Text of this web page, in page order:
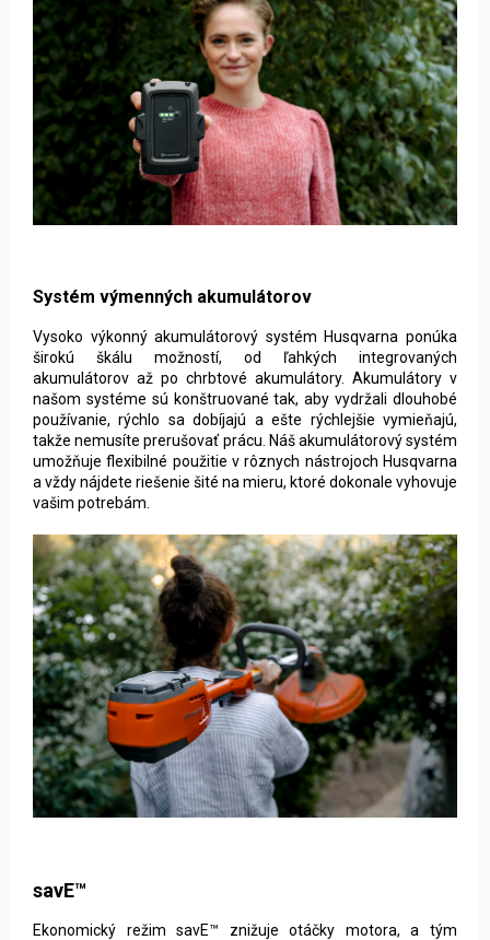
Systém výmenných akumulátorov
Vysoko výkonný akumulátorový systém Husqvarna ponúka
širokú škálu možností, od ľahkých integrovaných
akumulátorov až po chrbtové akumulátory. Akumulátory v
našom systéme sú konštruované tak, aby vydržali dlouhobé
používanie, rýchlo sa dobíjajú a ešte rýchlejšie vymieňajú,
takže nemusíte prerušovať prácu. Náš akumulátorový systém
umožňuje flexibilné použitie v rôznych nástrojoch Husqvarna
a vždy nájdete riešenie šité na mieru, ktoré dokonale vyhovuje
vašim potrebám
savE™
Ekonomický režim savE™ znižuje otáčky motora, a tým